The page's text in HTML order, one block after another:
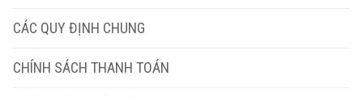
CÁC QUY ĐỊNH CHUNG
CHÍNH SÁCH THANH TOÁN